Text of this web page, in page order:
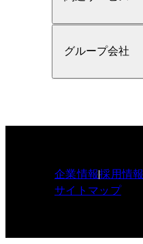
グループ会社
企業情報採用情報
サイトマップ